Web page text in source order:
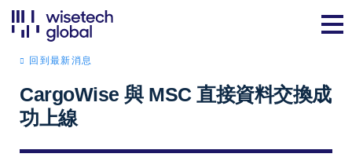
回到最新消息
CargoWise 與 MSC 直接資料交換成
功上線